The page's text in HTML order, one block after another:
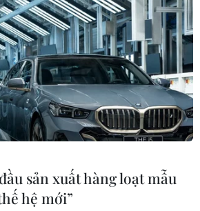
sản xuất hàng loạt mẫu
hệ mới”